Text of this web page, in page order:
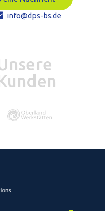
info@dps-bs.de